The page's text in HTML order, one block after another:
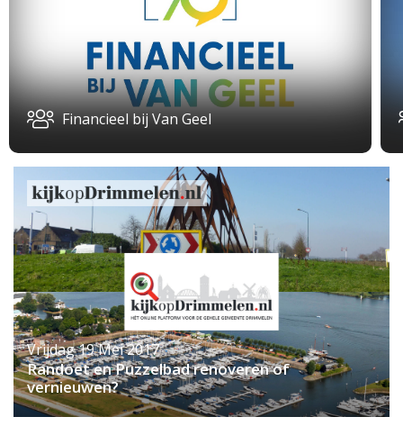
Financieel bij Van Geel
Vrijdag 19 Mei 2017
Randoet en Puzzelbad renoveren of
vernieuwen?